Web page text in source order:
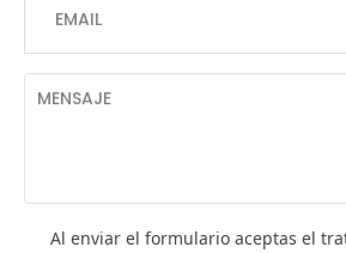
Al enviar el formulario aceptas el